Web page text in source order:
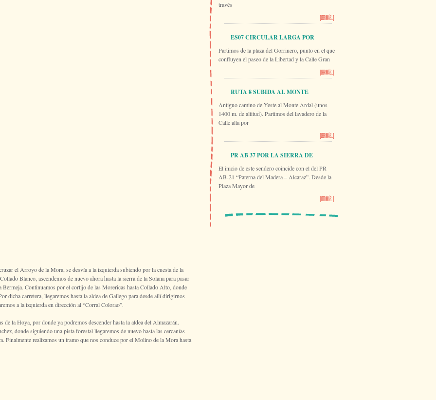
el Arroyo de la Mora, se desvía a la izquierda subiendo por la cuesta de la
Blanco, ascendemos de nuevo ahora hasta la sierra de la Solana para pasar
Bermeja. Continuamos por el cortijo de las Morericas hasta Collado Alto, donde
dicha carretera, llegaremos hasta la aldea de Gallego para desde allí dirigirnos
a la izquierda en dirección al “Corral Colorao”.
de la Hoya, por donde ya podremos descender hasta la aldea del Almazarán.
donde siguiendo una pista forestal llegaremos de nuevo hasta las cercanías
Finalmente realizamos un tramo que nos conduce por el Molino de la Mora hasta
través
[LEER MÁS...]
ES07 CIRCULAR LARGA POR
VILLARES
Partimos de la plaza del Gorrinero, punto en el que
confluyen el paseo de la Libertad y la Calle Gran
[LEER MÁS...]
RUTA 8 SUBIDA AL MONTE
ARDAL
Antiguo camino de Yeste al Monte Ardal (unos
1400 m. de altitud). Partimos del lavadero de la
Calle alta por
[LEER MÁS...]
PR AB 37 POR LA SIERRA DE
PINO CANO
El inicio de este sendero coincide con el del PR
AB-21 “Paterna del Madera – Alcaraz”. Desde la
Plaza Mayor de
[LEER MÁS...]